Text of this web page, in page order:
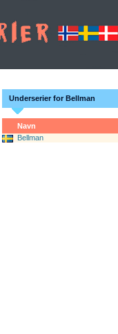
Underserier for Bellman
Navn
Bellman